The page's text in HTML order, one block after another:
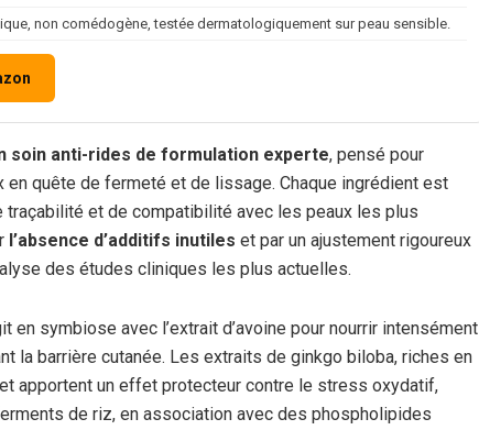
non comédogène, testée dermatologiquement sur peau sensible.
soin anti-rides de formulation experte, pensé pour
quête de fermeté et de lissage. Chaque ingrédient est
et de compatibilité avec les peaux les plus
l’absence d’additifs inutiles et par un ajustement rigoureux
des études cliniques les plus actuelles.
symbiose avec l’extrait d’avoine pour nourrir intensément
la barrière cutanée. Les extraits de ginkgo biloba, riches en
apportent un effet protecteur contre le stress oxydatif,
de riz, en association avec des phospholipides